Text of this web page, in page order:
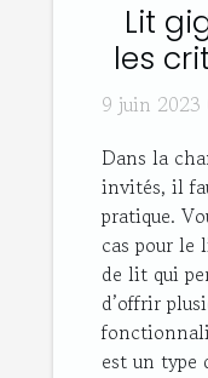
Lit
les
en
9 juin 2023
Dans la
invités, il
pratique.
cas pour le
de lit qui
d’offrir
est un type